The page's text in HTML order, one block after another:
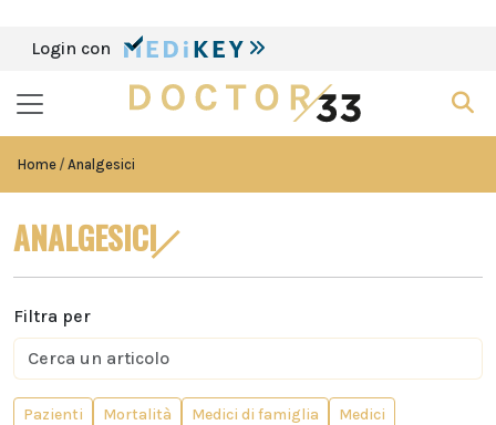
Login con
Home Analgesici
ANALGESICI
Filtra per
Pazienti Mortalità Medici di famiglia Medici